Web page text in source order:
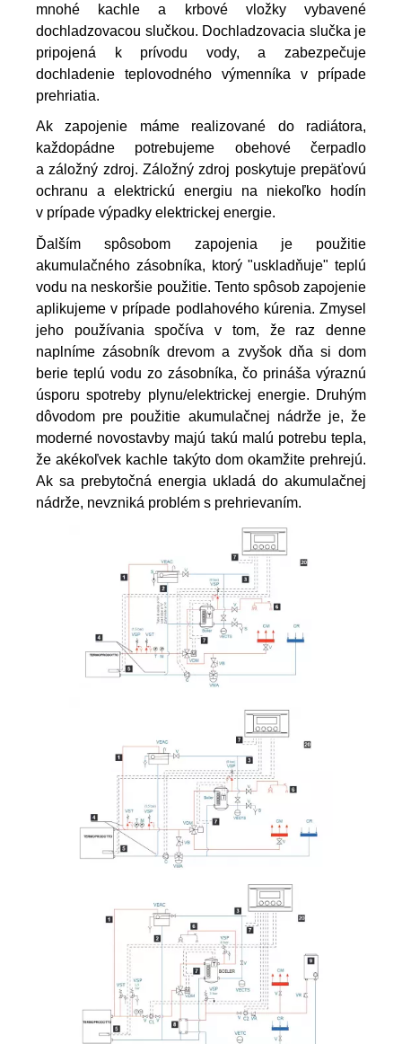
mnohé kachle a krbové vložky vybavené
dochladzovacou slučkou. Dochladzovacia slučka je
pripojená k prívodu vody, a zabezpečuje
dochladenie teplovodného výmenníka v prípade
prehriatia.
Ak zapojenie máme realizované do radiátora,
každopádne potrebujeme obehové čerpadlo
a záložný zdroj. Záložný zdroj poskytuje prepäťovú
ochranu a elektrickú energiu na niekoľko hodín
v prípade výpadky elektrickej energie.
Ďalším spôsobom zapojenia je použitie
akumulačného zásobníka, ktorý "uskladňuje" teplú
vodu na neskoršie použitie. Tento spôsob zapojenie
aplikujeme v prípade podlahového kúrenia. Zmysel
jeho používania spočíva v tom, že raz denne
naplníme zásobník drevom a zvyšok dňa si dom
berie teplú vodu zo zásobníka, čo prináša výraznú
úsporu spotreby plynu/elektrickej energie. Druhým
dôvodom pre použitie akumulačnej nádrže je, že
moderné novostavby majú takú malú potrebu tepla,
že akékoľvek kachle takýto dom okamžite prehrejú.
Ak sa prebytočná energia ukladá do akumulačnej
nádrže, nevzniká problém s prehrievaním.